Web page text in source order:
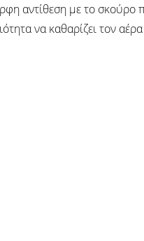
αντίθεση με το σκούρο
να καθαρίζει τον